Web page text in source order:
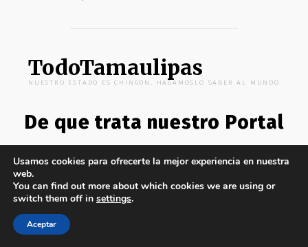
TodoTamaulipas
NUESTRO ESTADO ES CHINGON, HAGAMOSLO SABER AL MUNDO
De que trata nuestro Portal
riqueza que cuenta nuestro estado. Quieres conocer más
de nuestros hermoso Estado o darte a conocer con
nosotros ¡escríbenos!
Contactanos por aquí:
Usamos cookies para ofrecerte la mejor experiencia en nuestra
web.
You can find out more about which cookies we are using or
switch them off in settings.
Aceptar